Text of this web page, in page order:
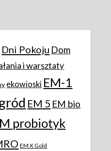
Dni Pokoju Dom
i warsztaty
ekowioski EM-1
EM 5 EM bio
probiotyk
EM X Gold